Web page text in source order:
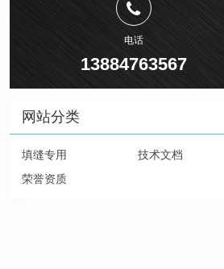
电话
13884763567
网站分类
填缝专用
技术文档
荣誉资质